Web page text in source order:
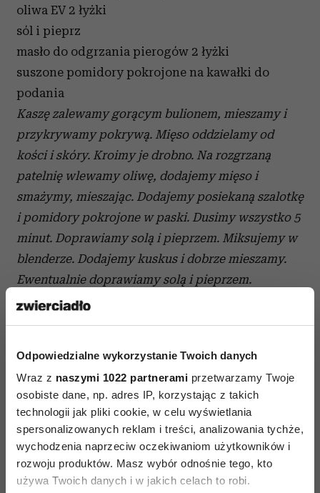
Odpowiedzialne wykorzystanie Twoich danych
Wraz z naszymi 1022 partnerami przetwarzamy Twoje
osobiste dane, np. adres IP, korzystając z takich
technologii jak pliki cookie, w celu wyświetlania
spersonalizowanych reklam i treści, analizowania tychże,
wychodzenia naprzeciw oczekiwaniom użytkowników i
rozwoju produktów. Masz wybór odnośnie tego, kto
używa Twoich danych i w jakich celach to robi.
oliwa EV 2 łyżki
sól i pieprz
masło do odgrzania pierogów 2 łyżki
suszone pomidory pokrojone na kawałki do
podania
Kaszę zalewamy gorącym bulionem, mieszamy i
przykrywamy pokrywą. Mięso oddzielamy od
kości i skóry. Kroimy je drobno. Na rozgrzaną
patelnię wlewamy oliwę, dodajemy mięso i
smażymy, mieszając. Dodajemy posiekaną szalotkę
i pomidory pokrojone w paski. Dusimy wszystko 5
minut. Doprawiamy solą i pieprzem. Miksujemy w
blenderze. Dodajemy kuskus i dobrze mieszamy.
Ewentualnie doprawiamy solą i pieprzem.
Wykrawamy szklanką koła, nakładamy porcje
farszu i zlepiamy. Gotujemy w osolonym wrzątku,
aż wypłyną. Wyjmujemy je łyżką cedzakową,
podsmażamy na maśle, posypujemy pomidorami i
podajemy.